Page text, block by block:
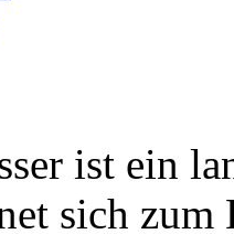
ist ein
sich zum